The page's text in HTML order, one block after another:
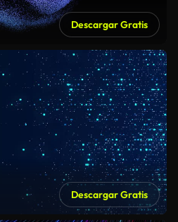
Descargar Gratis
Descargar Gratis